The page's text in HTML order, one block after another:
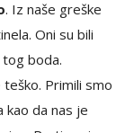
. Iz naše greške
Oni su bili
boda.
Primili smo
kao da nas je